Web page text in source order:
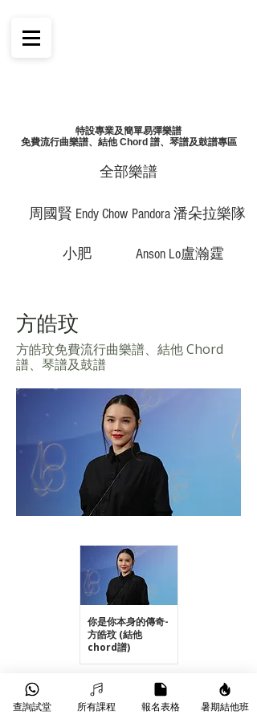
特設專業及簡單易彈樂譜
免費流行曲樂譜、結他 Chord 譜、琴譜及鼓譜專區
全部樂譜
周國賢 Endy Chow
小肥
Pandora 潘朵拉樂隊
Anson Lo盧瀚霆
方皓玟
方皓玟免費流行曲樂譜、結他 Chord
譜、琴譜及鼓譜
你是你本身的傳奇-
方皓玟 (結他
chord譜)
Previous Next
查詢試堂 所有課程 報名表格 暑期結他班